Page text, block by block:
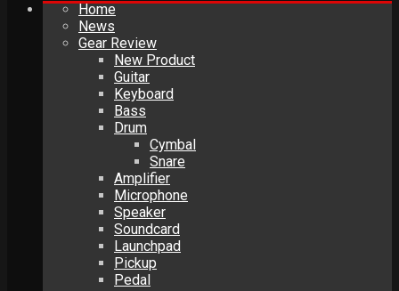
Home
News
Gear Review
New Product
Guitar
Keyboard
Bass
Drum
Cymbal
Snare
Amplifier
Microphone
Speaker
Soundcard
Launchpad
Pickup
Pedal